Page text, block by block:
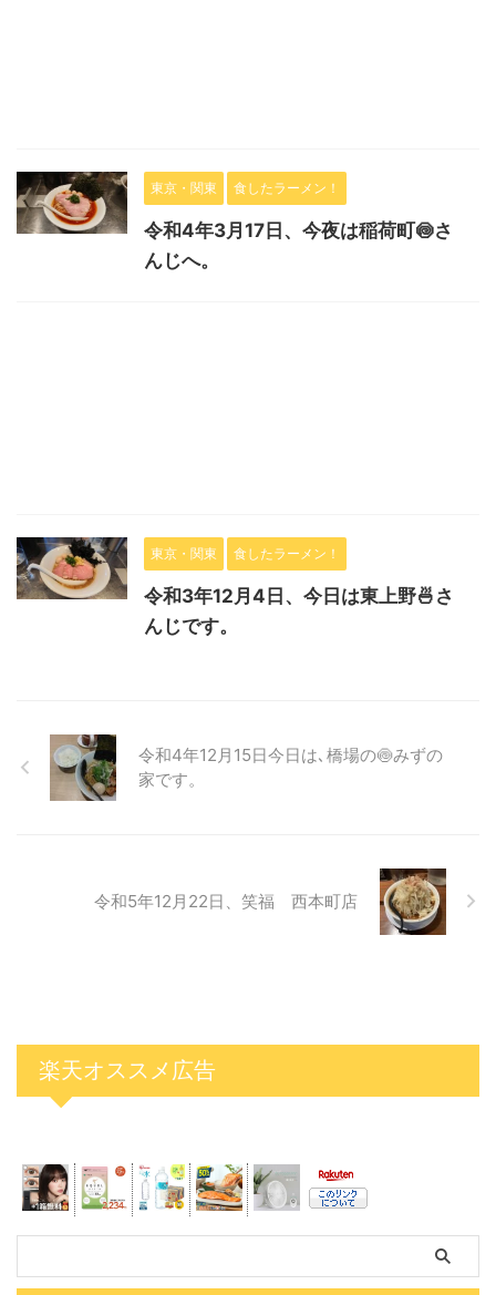
東京・関東 食したラーメン！
令和4年3月17日、今夜は稲荷町🍥さ
んじへ。
東京・関東 食したラーメン！
令和3年12月4日、今日は東上野🍜さ
んじです。
令和4年12月15日今日は､橋場の🍥みずの
家です。
令和5年12月22日、笑福 西本町店
楽天オススメ広告